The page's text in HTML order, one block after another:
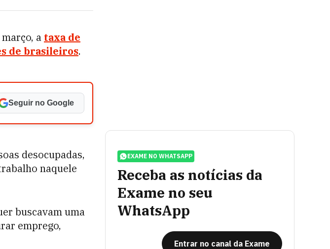
a taxa de
de brasileiros.
Seguir no Google
desocupadas,
naquele
buscavam uma
emprego,
EXAME NO WHATSAPP
Receba as notícias da
Exame no seu
WhatsApp
Entrar no canal da Exame